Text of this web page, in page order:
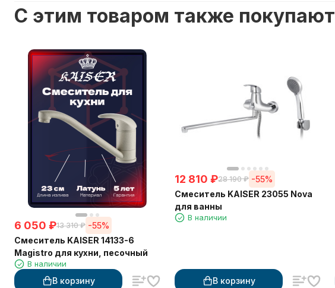
C этим товаром также покупают
6 050 ₽13 310 ₽ -55%
Смеситель KAISER 14133-6
Magistro для кухни, песочный
В наличии
В корзину
12 810 ₽28 190 ₽ -55%
Смеситель KAISER 23055 Nova
для ванны
В наличии
В корзину